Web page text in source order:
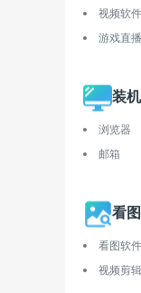
视频软件
游戏直播
装
浏览器
邮箱
看
看图软件
视频剪辑